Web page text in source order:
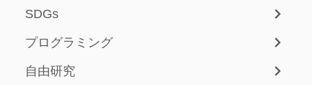
SDGs
プログラミング
自由研究